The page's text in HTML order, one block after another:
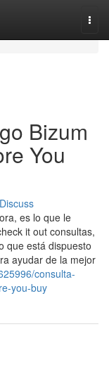
Bizum
You
Discuss
es lo que le
it out consultas,
que está dispuesto
ayudar de la mejor
consulta-
you-buy